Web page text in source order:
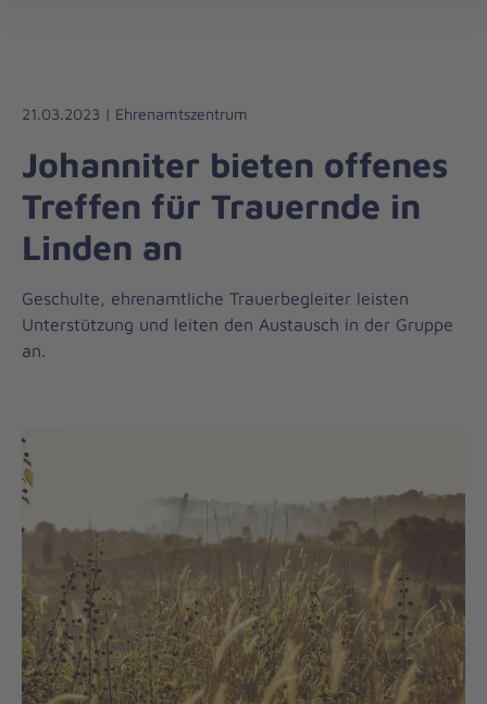
Liebe
Leben
21.03.2023 | Ehrenamtszentrum
Johanniter bieten offenes
Treffen für Trauernde in
Linden an
Geschulte, ehrenamtliche Trauerbegleiter leisten
Unterstützung und leiten den Austausch in der Gruppe
an.